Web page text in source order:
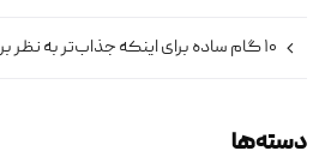
۱۰ گام ساده برای اینکه جذاب‌تر به نظر برسید
دسته‌ها